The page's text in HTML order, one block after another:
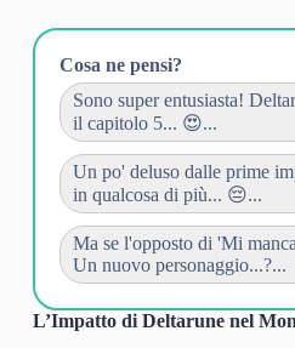
Cosa ne pensi?
Sono super entusiasta!
il capitolo 5... 😍...
Un po' deluso dalle prime
in qualcosa di più... 😔...
Ma se l'opposto di 'Mi
Un nuovo personaggio...?...
L’Impatto di Deltarune nel